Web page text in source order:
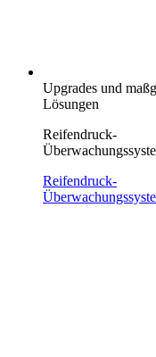
Upgrades und
Lösungen
Reifendruck-
Reifendruck-